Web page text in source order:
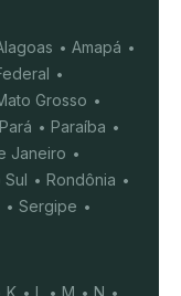
Amapá
Grosso
Pará
Paraíba
Janeiro
Sul
Rondônia
Sergipe
K L M
N